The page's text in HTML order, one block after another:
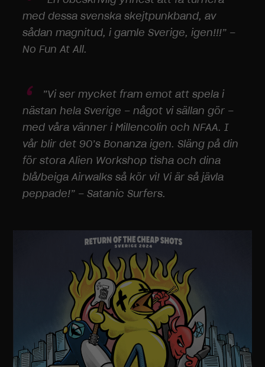
med dessa svenska skejtpunkband, av
sådan magnitud, i gamle Sverige, igen!!!” –
No Fun At All.
”Vi ser mycket fram emot att spela i
nästan hela Sverige – något vi sällan gör –
med våra vänner i Millencolin och NFAA. I
vår blir det 90’s Bonanza igen. Släng på din
för stora Alien Workshop tisha och dina
blå/beiga Airwalks så kör vi! Vi är så jävla
peppade!” – Satanic Surfers.